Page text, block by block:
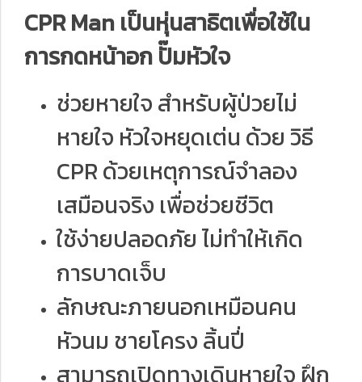
CPR Man เป็นหุ่นสาธิตเพื่อใช้ใน
การกดหน้าอก ปั๊มหัวใจ
ช่วยหายใจ สำหรับผู้ป่วยไม่
หายใจ หัวใจหยุดเต่น ด้วย วิธี
CPR ด้วยเหตุการณ์จำลอง
เสมือนจริง เพื่อช่วยชีวิต
ใช้ง่ายปลอดภัย ไม่ทำให้เกิด
การบาดเจ็บ
ลักษณะภายนอกเหมือนคน
หัวนม ชายโครง ลิ้นปี่
สามารถเปิดทางเดินหายใจ ฝึก